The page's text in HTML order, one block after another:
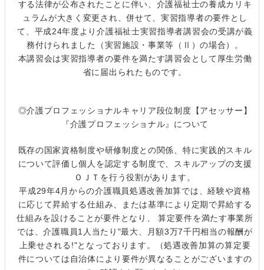
する法律が公布されたことに伴い、介護福祉士の養成カリキ
ュラムが大きく変更され、併せて、実習指導者の要件とし
て、平成24年度より介護福祉士実習指導者講習会の受講が義
務付けられました（実習施設・事業等（Ⅱ）の場合）。
本講習会は実習指導者の要件を満たす講習会として厚生労働
省に届出られたものです。
◎介護プロフェッショナルキャリア段位制度【アセッサー】
『介護プロフェッショナル』について
既存の国家資格制度や研修制度との関係、特に実践的スキル
について評価し個人を認定する制度で、スキルアップの支援
ＯＪＴを行う役割があります。
平成29年4月からの介護職員処遇改善加算では、経験や資格
に応じて昇給する仕組み、または基準により定期で昇給する
仕組みを設けることが要件となり、 算定要件を満たす事業所
では、介護職員1人当たり"最大、月額3万7千円相当の報酬が
上乗せされる!"となっております。（処遇改善加算の算定要
件については自治体により要件が異なることがございますの